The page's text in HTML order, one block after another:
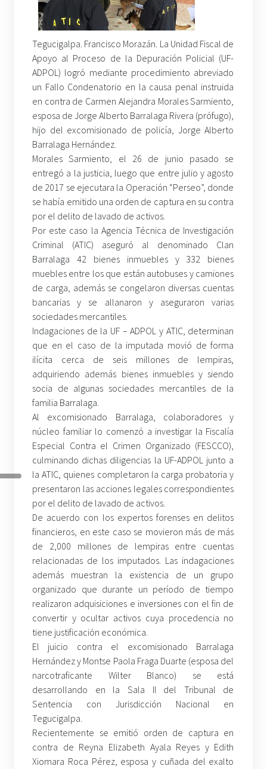
Tegucigalpa. Francisco Morazán. La Unidad Fiscal de
Apoyo al Proceso de la Depuración Policial (UF-
ADPOL) logró mediante procedimiento abreviado
un Fallo Condenatorio en la causa penal instruida
en contra de Carmen Alejandra Morales Sarmiento,
esposa de Jorge Alberto Barralaga Rivera (prófugo),
hijo del excomisionado de policía, Jorge Alberto
Barralaga Hernández.
Morales Sarmiento, el 26 de junio pasado se
entregó a la justicia, luego que entre julio y agosto
de 2017 se ejecutara la Operación “Perseo”, donde
se había emitido una orden de captura en su contra
por el delito de lavado de activos.
Por este caso la Agencia Técnica de Investigación
Criminal (ATIC) aseguró al denominado Clan
Barralaga 42 bienes inmuebles y 332 bienes
muebles entre los que están autobuses y camiones
de carga, además se congelaron diversas cuentas
bancarias y se allanaron y aseguraron varias
sociedades mercantiles.
Indagaciones de la UF – ADPOL y ATIC, determinan
que en el caso de la imputada movió de forma
ilícita cerca de seis millones de lempiras,
adquiriendo además bienes inmuebles y siendo
socia de algunas sociedades mercantiles de la
familia Barralaga.
Al excomisionado Barralaga, colaboradores y
núcleo familiar lo comenzó a investigar la Fiscalía
Especial Contra el Crimen Organizado (FESCCO),
culminando dichas diligencias la UF-ADPOL junto a
la ATIC, quienes completaron la carga probatoria y
presentaron las acciones legales correspondientes
por el delito de lavado de activos.
De acuerdo con los expertos forenses en delitos
financieros, en este caso se movieron más de más
de 2,000 millones de lempiras entre cuentas
relacionadas de los imputados. Las indagaciones
además muestran la existencia de un grupo
organizado que durante un período de tiempo
realizaron adquisiciones e inversiones con el fin de
convertir y ocultar activos cuya procedencia no
tiene justificación económica.
El juicio contra el excomisionado Barralaga
Hernández y Montse Paola Fraga Duarte (esposa del
narcotraficante Wilter Blanco) se está
desarrollando en la Sala II del Tribunal de
Sentencia con Jurisdicción Nacional en
Tegucigalpa.
Recientemente se emitió orden de captura en
contra de Reyna Elizabeth Ayala Reyes y Edith
Xiomara Roca Pérez, esposa y cuñada del exalto